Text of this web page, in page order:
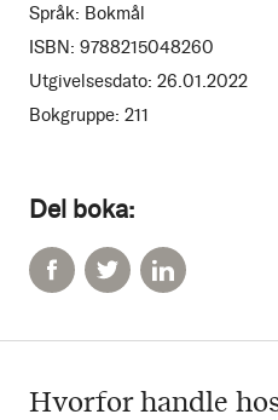
Del boka:
Språk: Bokmål
ISBN: 9788215048260
Utgivelsesdato: 26.01.2022
Bokgruppe: 211
Hvorfor handle